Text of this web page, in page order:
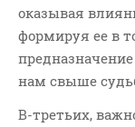
оказывая
формируя ее в
нам свыше
В-третьих,